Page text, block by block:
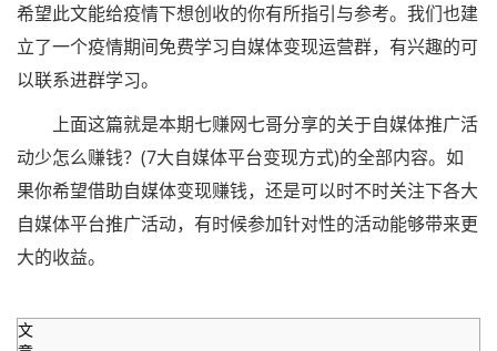
希望此文能给疫情下想创收的你有所指引与参考。我们也建
立了一个疫情期间免费学习自媒体变现运营群，有兴趣的可
以联系进群学习。
上面这篇就是本期七赚网七哥分享的关于自媒体推广活
动少怎么赚钱？(7大自媒体平台变现方式)的全部内容。如
果你希望借助自媒体变现赚钱，还是可以时不时关注下各大
自媒体平台推广活动，有时候参加针对性的活动能够带来更
大的收益。
文